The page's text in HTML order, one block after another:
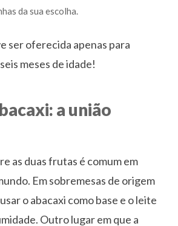
da sua escolha.
ser oferecida apenas para
meses de idade!
a união
as duas frutas é comum em
Em sobremesas de origem
o abacaxi como base e o leite
Outro lugar em que a